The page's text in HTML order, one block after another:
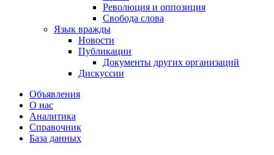
Революция и оппозиция
Свобода слова
Язык вражды
Новости
Публикации
Документы других организаций
Дискуссии
Объявления
О нас
Аналитика
Справочник
База данных